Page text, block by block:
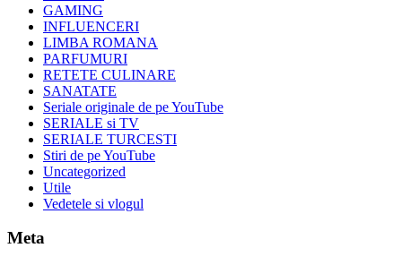
GAMING
INFLUENCERI
LIMBA ROMANA
PARFUMURI
RETETE CULINARE
SANATATE
Seriale originale de pe YouTube
SERIALE si TV
SERIALE TURCESTI
Stiri de pe YouTube
Uncategorized
Utile
Vedetele si vlogul
Meta